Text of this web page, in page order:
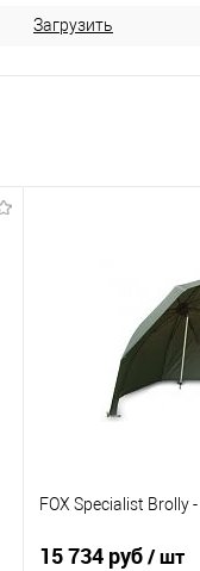
Загрузить
FOX Specialist Brolly
15 734 руб/ шт